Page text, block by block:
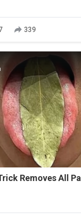
339
Removes All